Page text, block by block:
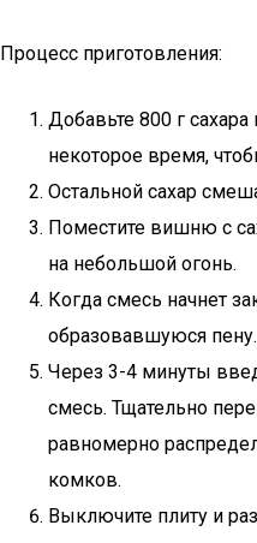
Процесс приготовления:
Добавьте 800 г
некоторое время,
Остальной сахар
Поместите вишню с
на небольшой огонь.
Когда смесь начнет
образовавшуюся пену.
Через 3-4 минуты
смесь. Тщательно
равномерно
комков.
Выключите плиту и